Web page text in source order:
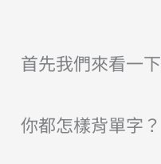
首先我們來看一下
你都怎樣背單字？